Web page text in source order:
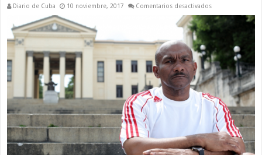
Diario de Cuba 10 noviembre, 2017 Comentarios desactivadosen Julio Ferrer